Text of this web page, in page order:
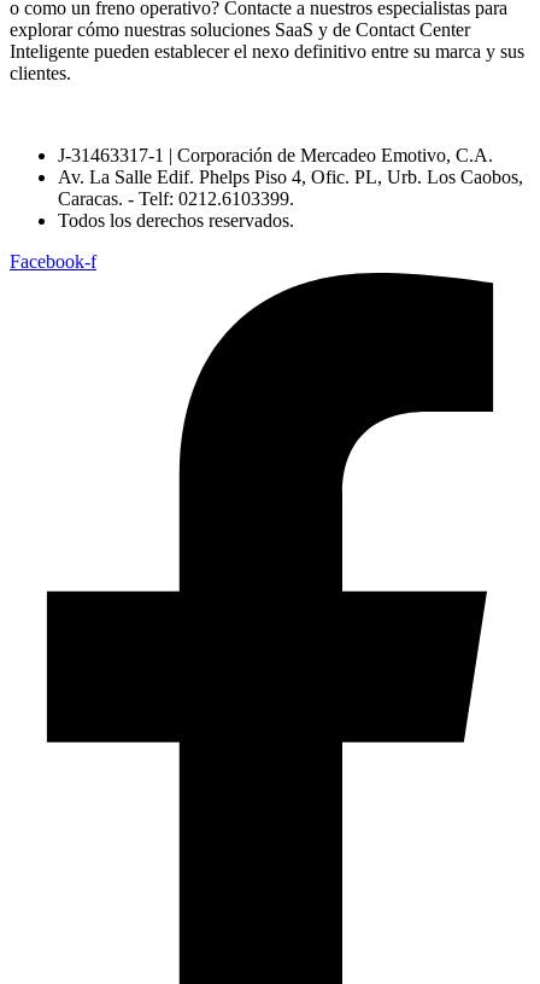
o como un freno operativo? Contacte a nuestros especialistas para
explorar cómo nuestras soluciones SaaS y de Contact Center
Inteligente pueden establecer el nexo definitivo entre su marca y sus
clientes.
J-31463317-1 | Corporación de Mercadeo Emotivo, C.A.
Av. La Salle Edif. Phelps Piso 4, Ofic. PL, Urb. Los Caobos,
Caracas. - Telf: 0212.6103399.
Todos los derechos reservados.
Facebook-f